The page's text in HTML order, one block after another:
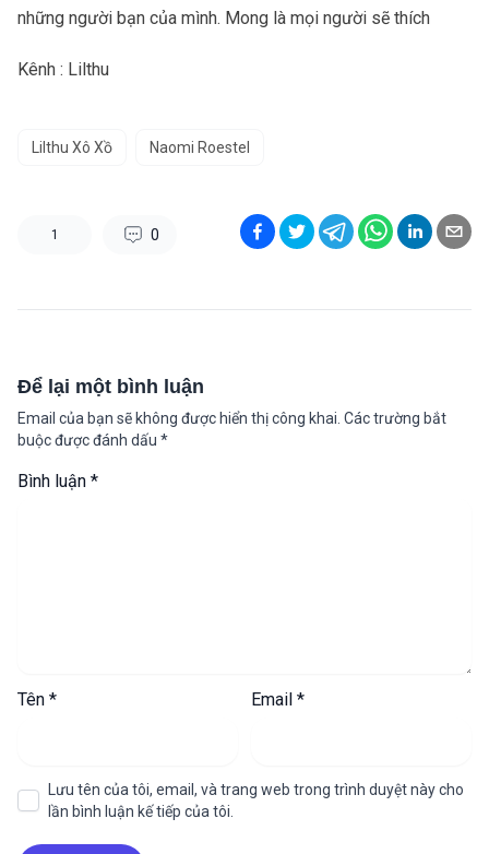
những người bạn của mình. Mong là mọi người sẽ thích
Kênh : Lilthu
Lilthu Xô Xồ Naomi Roestel
1 0
Để lại một bình luận
Email của bạn sẽ không được hiển thị công khai. Các trường bắt
buộc được đánh dấu *
Bình luận *
Tên * Email *
Lưu tên của tôi, email, và trang web trong trình duyệt này cho
lần bình luận kế tiếp của tôi.